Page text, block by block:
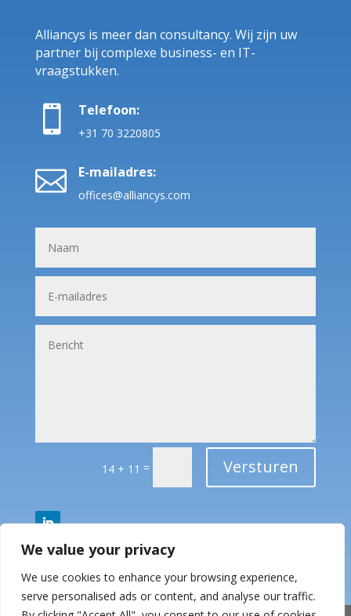
We value your privacy
We use cookies to enhance your browsing experience,
serve personalised ads or content, and analyse our traffic.
Alliancys is meer dan consultancy. Wij zijn uw
partner bij complexe business- en IT-
vraagstukken.
 Telefoon:
+31 70 3220805
 E-mailadres:
offices@alliancys.com
14 + 11 = Versturen